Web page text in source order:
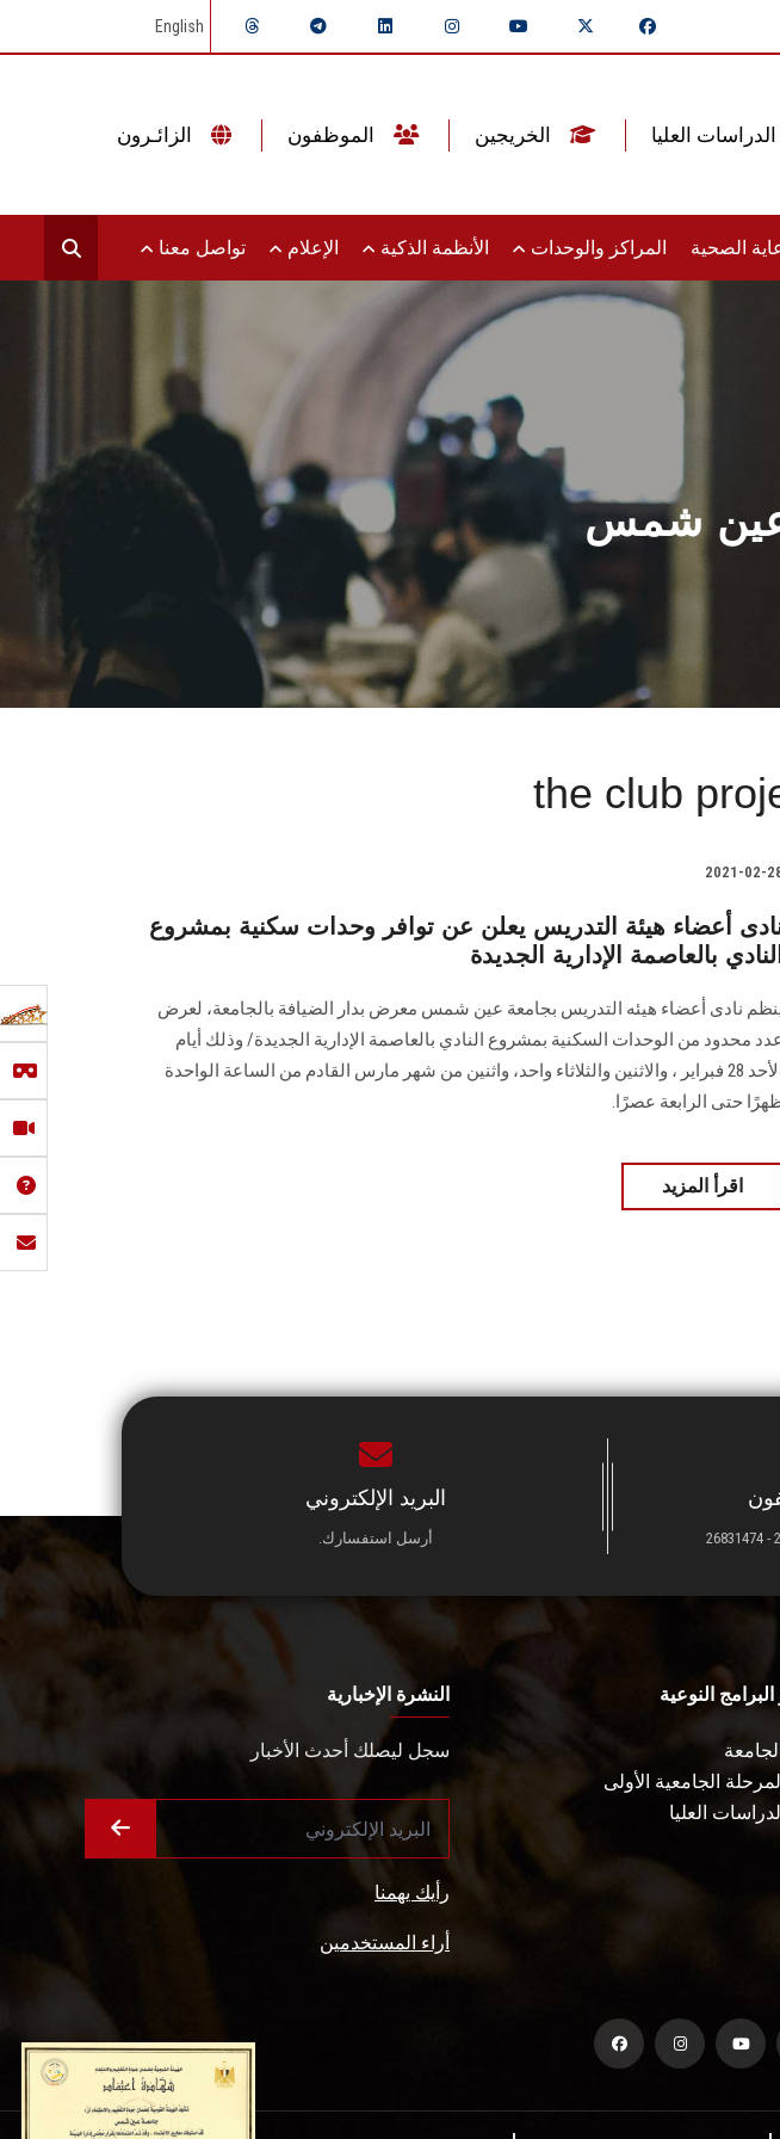
English
الصحية المراكز والوحدات الأنظمة الذكية الإعلام تواصل معنا
عين شمس
the club
2021-02-
أعضاء هيئة التدريس يعلن عن توافر وحدات سكنية بمشروع
النادي بالعاصمة الإدارية الجديدة
نادى أعضاء هيئه التدريس بجامعة عين شمس معرض بدار الضيافة بالجامعة، لعرض
محدود من الوحدات السكنية بمشروع النادي بالعاصمة الإدارية الجديدة/ وذلك أيام
الأحد 28 فبراير ، والاثنين والثلاثاء واحد، واثنين من شهر مارس القادم من الساعة الواحدة
حتى الرابعة عصرًا.
اقرأ المزيد
البريد الإلكتروني
أرسل استفسارك.
البرامج النوعية
الجامعية الأولى
العليا
النشرة الإخبارية
سجل ليصلك أحدث الأخبار
رأيك يهمنا
أراء المستخدمين